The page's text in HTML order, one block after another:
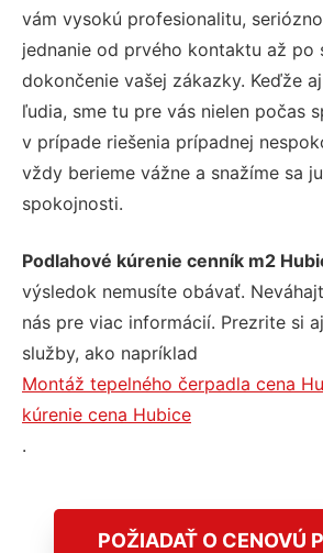
vám vysokú profesionalitu,
jednanie od prvého kontaktu až po
dokončenie vašej zákazky. Keďže
ľudia, sme tu pre vás nielen počas
v prípade riešenia prípadnej
vždy berieme vážne a snažíme sa
spokojnosti.
Podlahové kúrenie cenník m2
výsledok nemusíte obávať.
nás pre viac informácií. Prezrite si
služby, ako napríklad
Montáž tepelného čerpadla cena
kúrenie cena Hubice
.
POŽIADAŤ O CENOVÚ